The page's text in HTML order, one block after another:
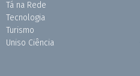
Tá na Rede
Tecnologia
Turismo
Uniso Ciência